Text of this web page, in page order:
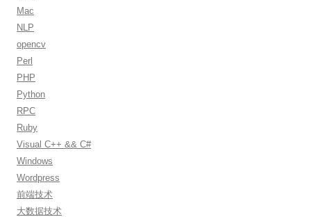
Mac
NLP
opencv
Perl
PHP
Python
RPC
Ruby
Visual C++ && C#
Windows
Wordpress
前端技术
大数据技术